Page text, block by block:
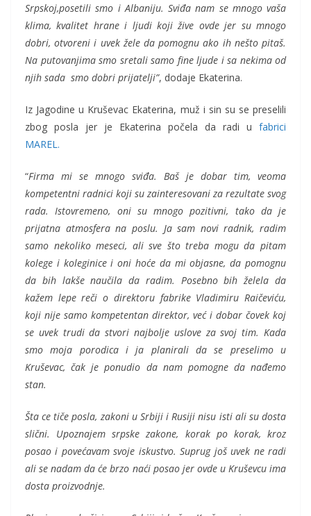
Srpskoj,posetili smo i Albaniju. Sviđa nam se mnogo vaša
klima, kvalitet hrane i ljudi koji žive ovde jer su mnogo
dobri, otvoreni i uvek žele da pomognu ako ih nešto pitaš.
Na putovanjima smo sretali samo fine ljude i sa nekima od
njih sada smo dobri prijatelji”, dodaje Ekaterina.
Iz Jagodine u Kruševac Ekaterina, muž i sin su se preselili
zbog posla jer je Ekaterina počela da radi u fabrici
MAREL.
“Firma mi se mnogo sviđa. Baš je dobar tim, veoma
kompetentni radnici koji su zainteresovani za rezultate svog
rada. Istovremeno, oni su mnogo pozitivni, tako da je
prijatna atmosfera na poslu. Ja sam novi radnik, radim
samo nekoliko meseci, ali sve što treba mogu da pitam
kolege i koleginice i oni hoće da mi objasne, da pomognu
da bih lakše naučila da radim. Posebno bih želela da
kažem lepe reči o direktoru fabrike Vladimiru Raičeviću,
koji nije samo kompetentan direktor, već i dobar čovek koj
se uvek trudi da stvori najbolje uslove za svoj tim. Kada
smo moja porodica i ja planirali da se preselimo u
Kruševac, čak je ponudio da nam pomogne da nađemo
stan.
Šta ce tiče posla, zakoni u Srbiji i Rusiji nisu isti ali su dosta
slični. Upoznajem srpske zakone, korak po korak, kroz
posao i povećavam svoje iskustvo. Suprug još uvek ne radi
ali se nadam da će brzo naći posao jer ovde u Kruševcu ima
dosta proizvodnje.